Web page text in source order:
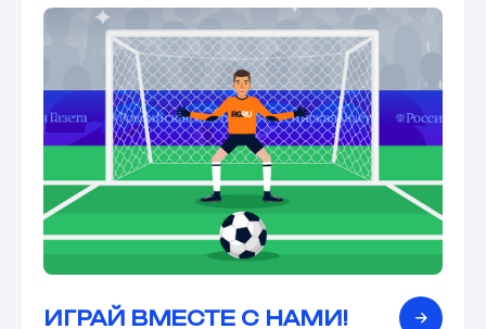
ИГРАЙ ВМЕСТЕ С НАМИ!